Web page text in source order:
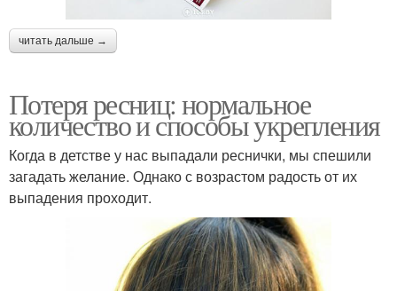
читать дальше →
Потеря ресниц: нормальное
количество и способы укрепления
Когда в детстве у нас выпадали реснички, мы спешили
загадать желание. Однако с возрастом радость от их
выпадения проходит.